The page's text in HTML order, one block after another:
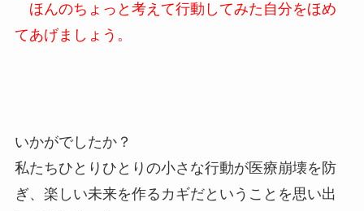
ほんのちょっと考えて行動してみた自分をほめ
てあげましょう。
いかがでしたか？
私たちひとりひとりの小さな行動が医療崩壊を防
ぎ、楽しい未来を作るカギだということを思い出